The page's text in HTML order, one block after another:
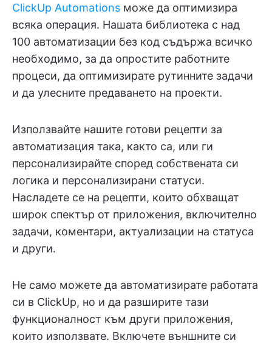
ClickUp Automations може да оптимизира
всяка операция. Нашата библиотека с над
100 автоматизации без код съдържа всичко
необходимо, за да опростите работните
процеси, да оптимизирате рутинните задачи
и да улесните предаването на проекти.
Използвайте нашите готови рецепти за
автоматизация така, както са, или ги
персонализирайте според собствената си
логика и персонализирани статуси.
Насладете се на рецепти, които обхващат
широк спектър от приложения, включително
задачи, коментари, актуализации на статуса
и други.
Не само можете да автоматизирате работата
си в ClickUp, но и да разширите тази
функционалност към други приложения,
които използвате. Включете външните си